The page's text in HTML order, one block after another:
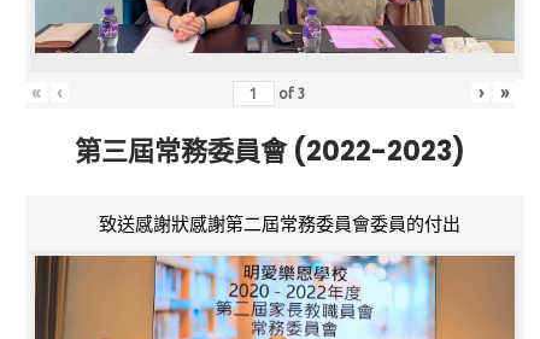
« ‹ of3 › »
第三屆常務委員會 (2022-2023)
致送感謝狀感謝第二屆常務委員會委員的付出